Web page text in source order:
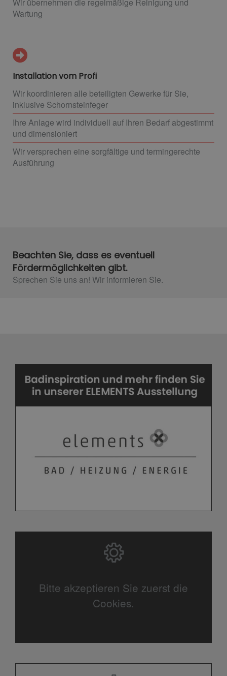
Wartung
Installation vom Profi
Wir koordinieren alle beteiligten Gewerke für Sie,
inklusive Schornsteinfeger
Ihre Anlage wird individuell auf Ihren Bedarf abgestimmt
und dimensioniert
Wir versprechen eine sorgfältige und termingerechte
Ausführung
Beachten Sie, dass es eventuell
Fördermöglichkeiten gibt.
Sprechen Sie uns an! Wir informieren Sie.​
Bitte akzeptieren Sie zuerst die
Cookies.